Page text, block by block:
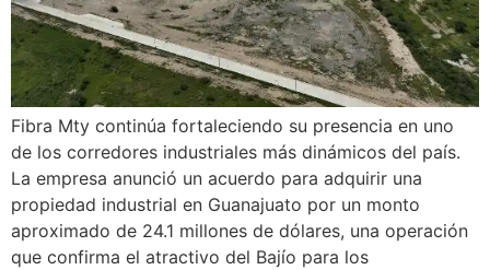
Fibra Mty continúa fortaleciendo su presencia en uno
de los corredores industriales más dinámicos del país.
La empresa anunció un acuerdo para adquirir una
propiedad industrial en Guanajuato por un monto
aproximado de 24.1 millones de dólares, una operación
que confirma el atractivo del Bajío para los